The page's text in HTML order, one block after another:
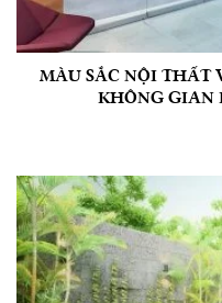
MÀU SẮC NỘI THẤT
KHÔNG GIAN